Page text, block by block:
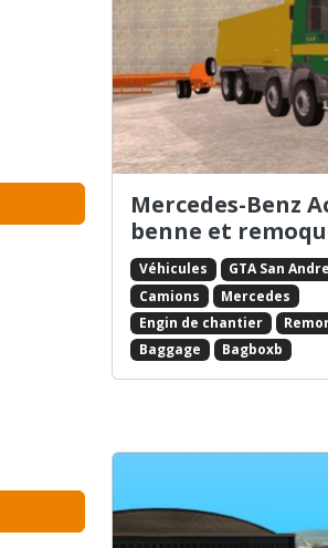
Mercedes-Benz
benne et
Véhicules
GTA San
Camions
Mercedes
Engin de chantier
Baggage
Bagboxb